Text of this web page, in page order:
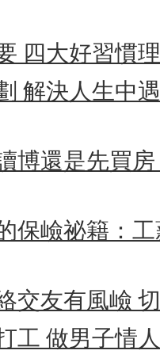
四大好習慣
解決人生中
博還是先買
保嶮祕籍：
交友有風嶮
工 做男子情